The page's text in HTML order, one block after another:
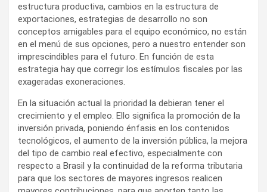
estructura productiva, cambios en la estructura de
exportaciones, estrategias de desarrollo no son
conceptos amigables para el equipo económico, no están
en el menú de sus opciones, pero a nuestro entender son
imprescindibles para el futuro. En función de esta
estrategia hay que corregir los estímulos fiscales por las
exageradas exoneraciones.
En la situación actual la prioridad la debieran tener el
crecimiento y el empleo. Ello significa la promoción de la
inversión privada, poniendo énfasis en los contenidos
tecnológicos, el aumento de la inversión pública, la mejora
del tipo de cambio real efectivo, especialmente con
respecto a Brasil y la continuidad de la reforma tributaria
para que los sectores de mayores ingresos realicen